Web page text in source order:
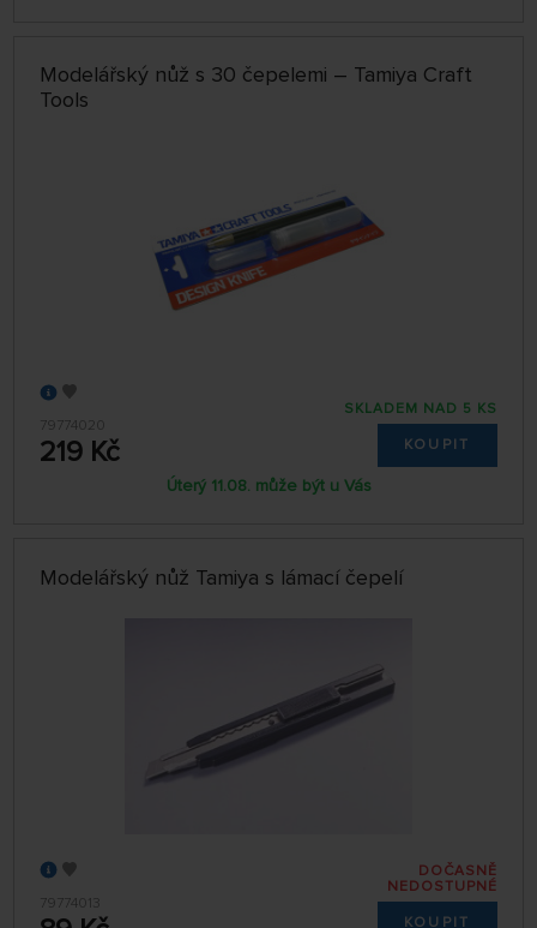
Modelářský nůž s 30 čepelemi – Tamiya Craft
Tools
79774020
219 Kč
SKLADEM NAD 5 KS
KOUPIT
Úterý 11.08. může být u Vás
Modelářský nůž Tamiya s lámací čepelí
79774013
DOČASNĚ
NEDOSTUPNÉ
KOUPIT